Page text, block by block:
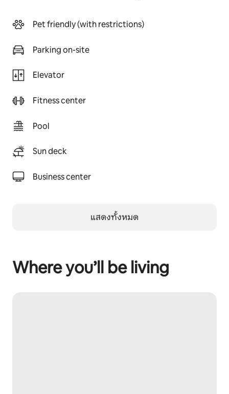
Pet friendly (with restrictions)
Parking on-site
Elevator
Fitness center
Pool
Sun deck
Business center
แสดงทั้งหมด
Where you’ll be living